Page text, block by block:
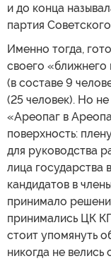
и до конца
партия
Именно тогда,
своего «ближнего
(в составе 9
(25 человек). Но
«Ареопаг в
поверхность:
для руководства
лица государства
кандидатов в
принимало
принимались ЦК
стоит упомянуть
никогда не